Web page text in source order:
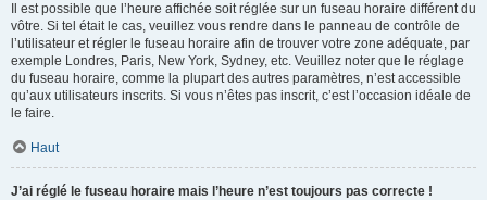
Il est possible que l’heure affichée soit réglée sur un fuseau horaire différent du
vôtre. Si tel était le cas, veuillez vous rendre dans le panneau de contrôle de
l’utilisateur et régler le fuseau horaire afin de trouver votre zone adéquate, par
exemple Londres, Paris, New York, Sydney, etc. Veuillez noter que le réglage
du fuseau horaire, comme la plupart des autres paramètres, n’est accessible
qu’aux utilisateurs inscrits. Si vous n’êtes pas inscrit, c’est l’occasion idéale de
le faire.
Haut
J’ai réglé le fuseau horaire mais l’heure n’est toujours pas correcte !